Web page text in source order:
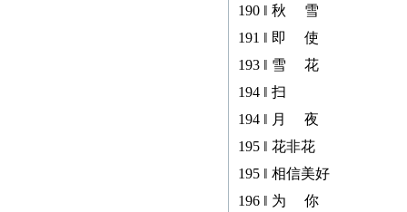
190 ‖ 秋 雪
191 ‖ 即 使
193 ‖ 雪 花
194 ‖ 扫
194 ‖ 月 夜
195 ‖ 花非花
195 ‖ 相信美好
196 ‖ 为 你